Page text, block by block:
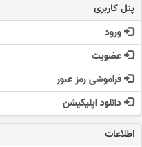
پنل کاربری
ورود
عضویت
فراموشی رمز عبور
دانلود اپلیکیشن
اطلاعات